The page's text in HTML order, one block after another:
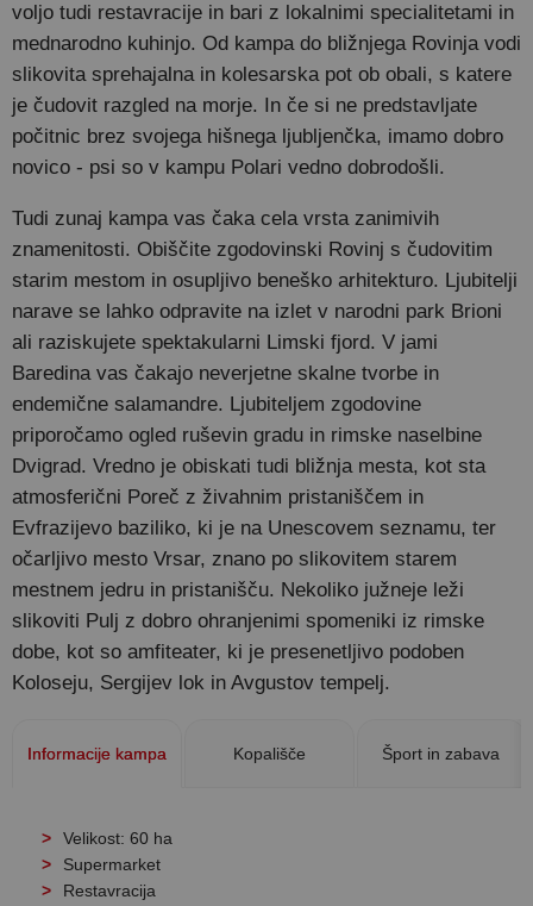
voljo tudi restavracije in bari z lokalnimi specialitetami in
mednarodno kuhinjo. Od kampa do bližnjega Rovinja vodi
slikovita sprehajalna in kolesarska pot ob obali, s katere
je čudovit razgled na morje. In če si ne predstavljate
počitnic brez svojega hišnega ljubljenčka, imamo dobro
novico - psi so v kampu Polari vedno dobrodošli.
Tudi zunaj kampa vas čaka cela vrsta zanimivih
znamenitosti. Obiščite zgodovinski Rovinj s čudovitim
starim mestom in osupljivo beneško arhitekturo. Ljubitelji
narave se lahko odpravite na izlet v narodni park Brioni
ali raziskujete spektakularni Limski fjord. V jami
Baredina vas čakajo neverjetne skalne tvorbe in
endemične salamandre. Ljubiteljem zgodovine
priporočamo ogled ruševin gradu in rimske naselbine
Dvigrad. Vredno je obiskati tudi bližnja mesta, kot sta
atmosferični Poreč z živahnim pristaniščem in
Evfrazijevo baziliko, ki je na Unescovem seznamu, ter
očarljivo mesto Vrsar, znano po slikovitem starem
mestnem jedru in pristanišču. Nekoliko južneje leži
slikoviti Pulj z dobro ohranjenimi spomeniki iz rimske
dobe, kot so amfiteater, ki je presenetljivo podoben
Koloseju, Sergijev lok in Avgustov tempelj.
Informacije kampa Kopališče Šport in zabava
Velikost: 60 ha
Supermarket
Restavracija